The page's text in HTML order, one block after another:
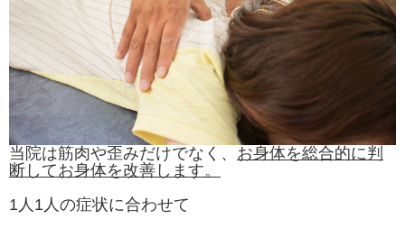
当院は筋肉や歪みだけでなく、 お身体を総合的に判
断してお身体を改善します。
1人1人の症状に合わせて